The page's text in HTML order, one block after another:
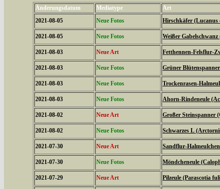
Änderungsdatum Mediatype
Art
2021-08-05
Neue Fotos Hirschkäfer (Lucanus
2021-08-05 Neue Fotos Weißer
2021-08-03 Neue Art Fetthennen-Felsflur-
2021-08-03 Neue Fotos Grüner
2021-08-03 Neue Fotos Trockenrasen-
2021-08-03 Neue Fotos Ahorn-Rindeneule
2021-08-02 Neue Art Großer Steinspanner
2021-08-02 Neue Fotos Schwarzes L
2021-07-30 Neue Art Sandflur-
2021-07-30 Neue Fotos Möndcheneule
2021-07-29 Neue Art Pilzeule (Parascotia